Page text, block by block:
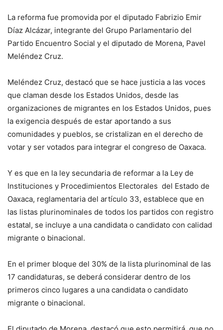
La reforma fue promovida por el diputado Fabrizio Emir
Díaz Alcázar, integrante del Grupo Parlamentario del
Partido Encuentro Social y el diputado de Morena, Pavel
Meléndez Cruz.
Meléndez Cruz, destacó que se hace justicia a las voces
que claman desde los Estados Unidos, desde las
organizaciones de migrantes en los Estados Unidos, pues
la exigencia después de estar aportando a sus
comunidades y pueblos, se cristalizan en el derecho de
votar y ser votados para integrar el congreso de Oaxaca.
Y es que en la ley secundaria de reformar a la Ley de
Instituciones y Procedimientos Electorales del Estado de
Oaxaca, reglamentaria del artículo 33, establece que en
las listas plurinominales de todos los partidos con registro
estatal, se incluye a una candidata o candidato con calidad
migrante o binacional.
En el primer bloque del 30% de la lista plurinominal de las
17 candidaturas, se deberá considerar dentro de los
primeros cinco lugares a una candidata o candidato
migrante o binacional.